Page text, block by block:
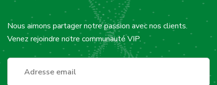
Nous aimons partager notre passion avec nos clients.
Venez rejoindre notre communauté VIP.